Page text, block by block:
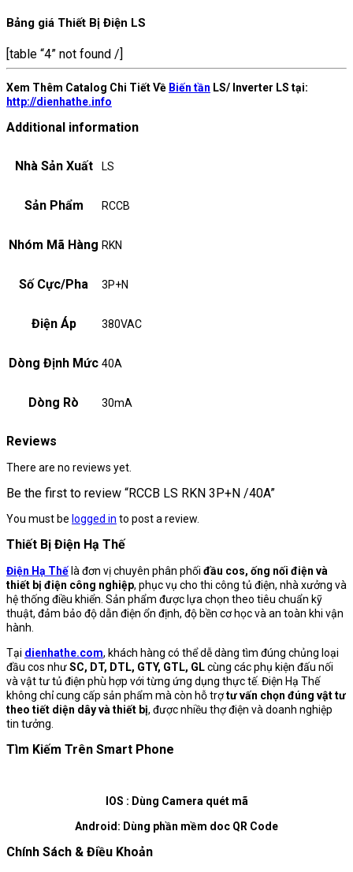
Bảng giá Thiết Bị Điện LS
[table “4” not found /]
Xem Thêm Catalog Chi Tiết Về Biến tần LS/ Inverter LS tại:
http://dienhathe.info
Additional information
Nhà Sản Xuất LS
Sản Phẩm RCCB
Nhóm Mã Hàng RKN
Số Cực/Pha 3P+N
Điện Áp 380VAC
Dòng Định Mức 40A
Dòng Rò 30mA
Reviews
There are no reviews yet.
Be the first to review “RCCB LS RKN 3P+N /40A”
You must be logged in to post a review.
Thiết Bị Điện Hạ Thế
Điện Hạ Thế là đơn vị chuyên phân phối đầu cos, ống nối điện và
thiết bị điện công nghiệp, phục vụ cho thi công tủ điện, nhà xưởng và
hệ thống điều khiển. Sản phẩm được lựa chọn theo tiêu chuẩn kỹ
thuật, đảm bảo độ dẫn điện ổn định, độ bền cơ học và an toàn khi vận
hành.
Tại dienhathe.com, khách hàng có thể dễ dàng tìm đúng chủng loại
đầu cos nhưSC, DT, DTL, GTY, GTL, GLcùng các phụ kiện đấu nối
và vật tư tủ điện phù hợp với từng ứng dụng thực tế. Điện Hạ Thế
không chỉ cung cấp sản phẩm mà còn hỗ trợtư vấn chọn đúng vật tư
theo tiết diện dây và thiết bị, được nhiều thợ điện và doanh nghiệp
tin tưởng.
Tìm Kiếm Trên Smart Phone
IOS : Dùng Camera quét mã
Android: Dùng phần mềm doc QR Code
Chính Sách & Điều Khoản